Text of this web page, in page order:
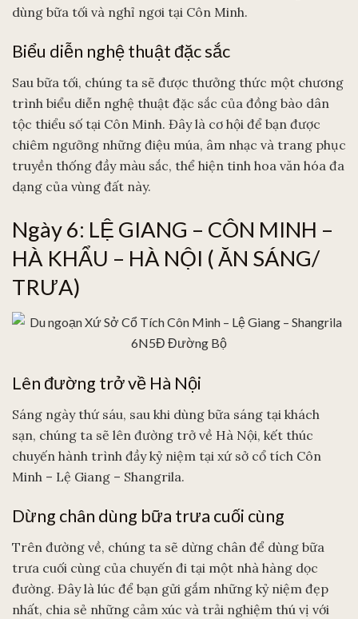
dùng bữa tối và nghỉ ngơi tại Côn Minh.
Biểu diễn nghệ thuật đặc sắc
Sau bữa tối, chúng ta sẽ được thưởng thức một chương
trình biểu diễn nghệ thuật đặc sắc của đồng bào dân
tộc thiểu số tại Côn Minh. Đây là cơ hội để bạn được
chiêm ngưỡng những điệu múa, âm nhạc và trang phục
truyền thống đầy màu sắc, thể hiện tinh hoa văn hóa đa
dạng của vùng đất này.
Ngày 6: LỆ GIANG – CÔN MINH –
HÀ KHẨU – HÀ NỘI ( ĂN SÁNG/
TRƯA)
Lên đường trở về Hà Nội
Sáng ngày thứ sáu, sau khi dùng bữa sáng tại khách
sạn, chúng ta sẽ lên đường trở về Hà Nội, kết thúc
chuyến hành trình đầy kỷ niệm tại xứ sở cổ tích Côn
Minh – Lệ Giang – Shangrila.
Dừng chân dùng bữa trưa cuối cùng
Trên đường về, chúng ta sẽ dừng chân để dùng bữa
trưa cuối cùng của chuyến đi tại một nhà hàng dọc
đường. Đây là lúc để bạn gửi gắm những kỷ niệm đẹp
nhất, chia sẻ những cảm xúc và trải nghiệm thú vị với